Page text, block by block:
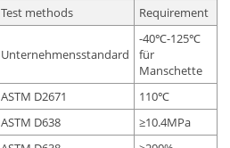
Test methods Requirement
Unternehmensstandard
-40℃-125℃
für
Manschette
ASTM D2671
110℃
ASTM D638
≥10.4MPa